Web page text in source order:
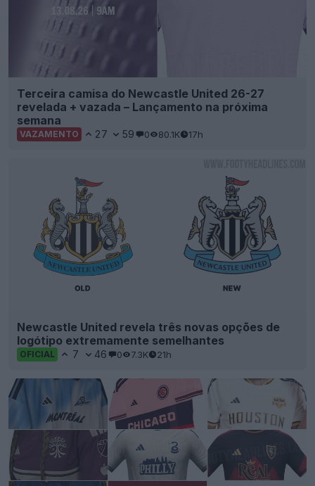
Terceira camisa do Newcastle United 26-27
revelada + vazada – Lançamento na próxima
semana
VAZAMENTO 27 59 0 80.1K 17h
Newcastle United revela três novas opções de
logótipo extremamente semelhantes
OFICIAL 7 46 0 7.3K 21h